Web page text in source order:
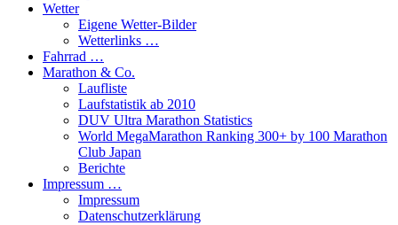
Wetter
Eigene Wetter-Bilder
Wetterlinks …
Fahrrad …
Marathon & Co.
Laufliste
Laufstatistik ab 2010
DUV Ultra Marathon Statistics
World MegaMarathon Ranking 300+ by 100 Marathon
Club Japan
Berichte
Impressum …
Impressum
Datenschutzerklärung